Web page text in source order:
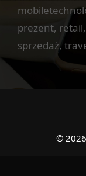
prezent, retail,
sprzedaż,
©